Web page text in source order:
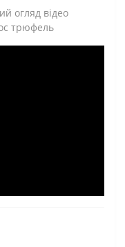
огляд відео
трюфель